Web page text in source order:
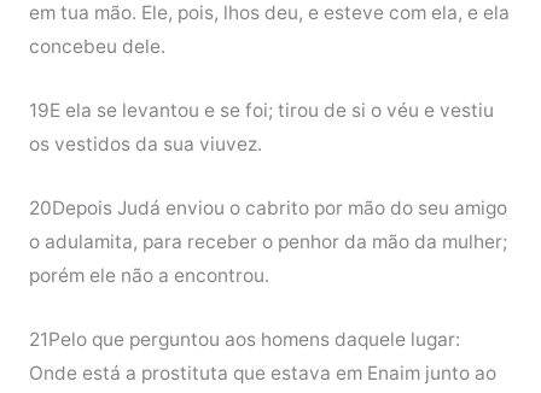
em tua mão. Ele, pois, lhos deu, e esteve com ela, e ela
concebeu dele.
19E ela se levantou e se foi; tirou de si o véu e vestiu
os vestidos da sua viuvez.
20Depois Judá enviou o cabrito por mão do seu amigo
o adulamita, para receber o penhor da mão da mulher;
porém ele não a encontrou.
21Pelo que perguntou aos homens daquele lugar:
Onde está a prostituta que estava em Enaim junto ao